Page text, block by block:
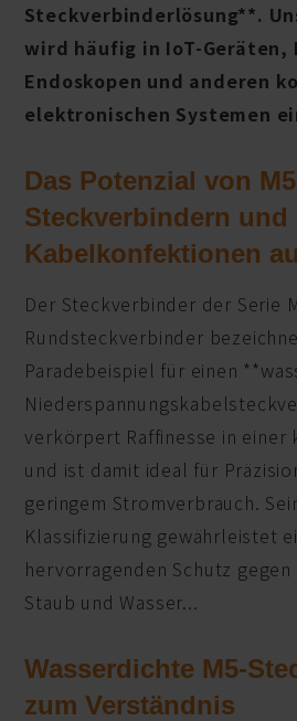
Steckverbinderlösung**.
wird häufig in IoT-Geräten,
Endoskopen und anderen
elektronischen Systemen
Das Potenzial von
Steckverbindern und
Kabelkonfektionen
Der Steckverbinder der Serie
Rundsteckverbinder
Paradebeispiel für einen
verkörpert Raffinesse in einer
und ist damit ideal für
geringem Stromverbrauch.
Klassifizierung gewährleistet
hervorragenden Schutz
Staub und Wasser...
Wasserdichte M5-
zum Verständnis